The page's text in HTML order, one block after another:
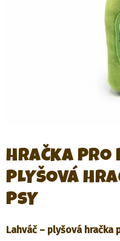
HRAČKA PRO
PLYŠOVÁ
PSY
Lahváč – plyšová hračka